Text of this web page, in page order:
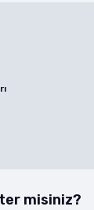
misiniz?